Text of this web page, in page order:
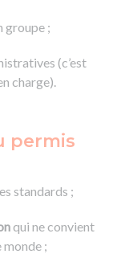
groupe ;
(c’est
charge).
permis
standards ;
qui ne convient
;